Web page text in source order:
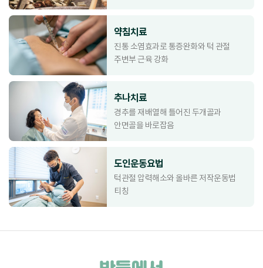
약침치료
진통 소염효과로 통증완화와 턱 관절
주변부 근육 강화
추나치료
경추를 재배열해 틀어진 두개골과
안면골을 바로잡음
도인운동요법
턱관절 압력해소와 올바른 저작운동법
티칭